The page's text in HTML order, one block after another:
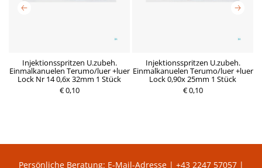
Injektionsspritzen U.zubeh.
Einmalkanuelen Terumo/luer +luer
Lock Nr 14 0,6x 32mm 1 Stück
€ 0,10
Injektionsspritzen U.zubeh.
Einmalkanuelen Terumo/luer +luer
Lock 0,90x 25mm 1 Stück
€ 0,10
e
P
g
l
Persönliche Beratung: E-Mail-Adresse| +43 2247 57057|